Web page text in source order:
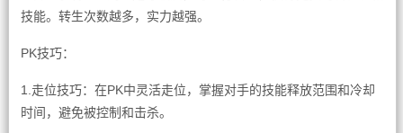
技能。转生次数越多，实力越强。
PK技巧：
1.走位技巧：在PK中灵活走位，掌握对手的技能释放范围和冷却
时间，避免被控制和击杀。